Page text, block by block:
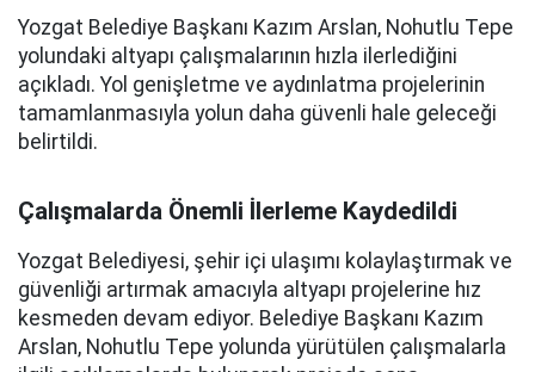
Yozgat Belediye Başkanı Kazım Arslan, Nohutlu Tepe
yolundaki altyapı çalışmalarının hızla ilerlediğini
açıkladı. Yol genişletme ve aydınlatma projelerinin
tamamlanmasıyla yolun daha güvenli hale geleceği
belirtildi.
Çalışmalarda Önemli İlerleme Kaydedildi
Yozgat Belediyesi, şehir içi ulaşımı kolaylaştırmak ve
güvenliği artırmak amacıyla altyapı projelerine hız
kesmeden devam ediyor. Belediye Başkanı Kazım
Arslan, Nohutlu Tepe yolunda yürütülen çalışmalarla